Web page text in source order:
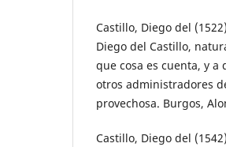
Castillo, Diego del
Diego del Castillo,
que cosa es cuenta, y
otros administradores
provechosa. Burgos,
Castillo, Diego del